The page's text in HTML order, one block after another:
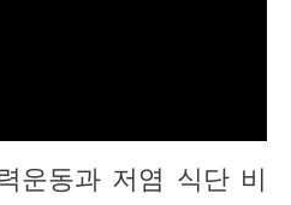
운동과 저염 식단 비